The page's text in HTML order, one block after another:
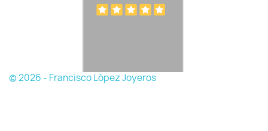
© 2026 - Francisco López Joyeros